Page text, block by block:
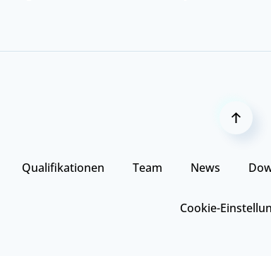
Qualifikationen Team News
Cookie-